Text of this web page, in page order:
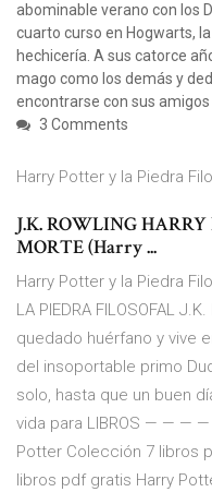
abominable verano con los
cuarto curso en Hogwarts,
hechicería. A sus catorce
mago como los demás y
encontrarse con sus amigos
3 Comments
Harry Potter y la Piedra
J.K. ROWLING
MORTE (Harry ...
Harry Potter y la Piedra
LA PIEDRA FILOSOFAL
quedado huérfano y vive
del insoportable primo
solo, hasta que un buen
vida para LIBROS — — —
Potter Colección 7 libros
libros pdf gratis Harry